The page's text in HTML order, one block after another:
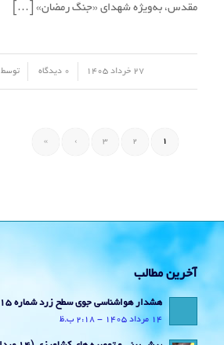
مقدس، به‌ویژه شهدای «جنگ رمضان» […]
27 خرداد 1405 / 0 دیدگاه توسط
1
2
3
›
»
آخرین مطالب
هشدار هواشناسی جوی سطح زرد شماره 15 مورخ 14 مرداد 1405
14 مرداد 1405 - 2:18 ب.ظ